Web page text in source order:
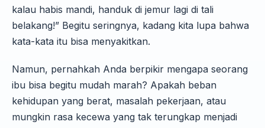
kalau habis mandi, handuk di jemur lagi di tali
belakang!” Begitu seringnya, kadang kita lupa bahwa
kata-kata itu bisa menyakitkan.
Namun, pernahkah Anda berpikir mengapa seorang
ibu bisa begitu mudah marah? Apakah beban
kehidupan yang berat, masalah pekerjaan, atau
mungkin rasa kecewa yang tak terungkap menjadi